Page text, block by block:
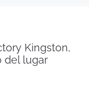
Kingston,
del lugar